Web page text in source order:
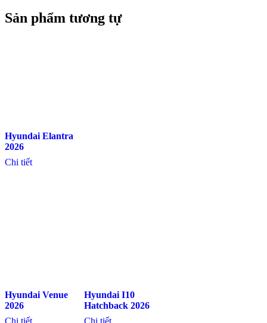
Sản phẩm tương tự
Hyundai Elantra
2026
Chi tiết
Hyundai Venue
2026
Chi tiết
Hyundai I10
Hatchback 2026
Chi tiết